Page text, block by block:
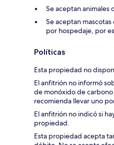
Se aceptan animales
Se aceptan
por hospedaje, por
Políticas
Esta propiedad no
El anfitrión no informó
de monóxido de
recomienda llevar uno
El anfitrión no indicó si
propiedad.
Esta propiedad acepta